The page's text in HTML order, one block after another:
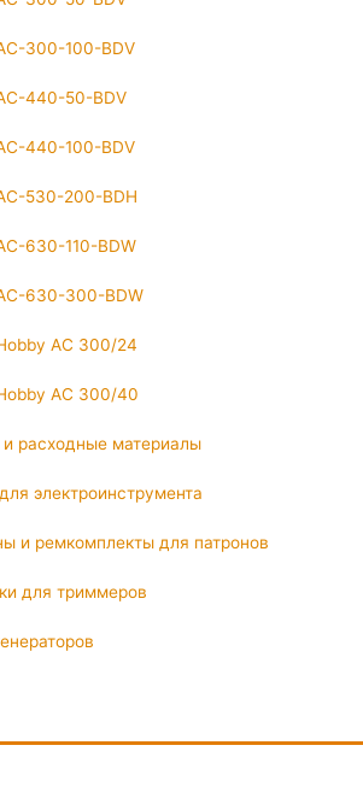
300-100-BDV
440-50-BDV
440-100-BDV
530-200-BDH
630-110-BDW
630-300-BDW
AC 300/24
AC 300/40
и расходные материалы
электроинструмента
и ремкомплекты для патронов
для триммеров